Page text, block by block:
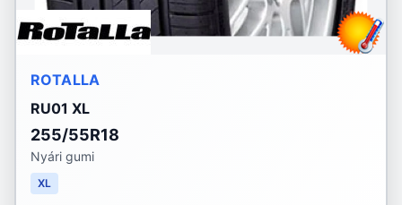
ROTALLA
RU01 XL
255/55R18
Nyári gumi
XL